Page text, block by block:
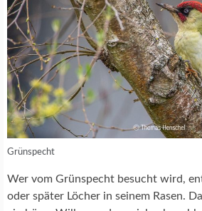
Grünspecht
Wer vom Grünspecht besucht wird,
oder später Löcher in seinem Rasen.